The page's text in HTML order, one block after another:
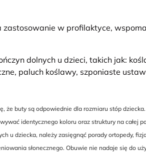
w profilaktyce,
dolnych u dzieci, takich jak:
paluch koślawy, szponiaste
buty są odpowiednie dla rozmiaru stóp
identycznego koloru oraz struktury na całej
u dziecka, należy zasięgnąć porady ortopedy,
słonecznego. Obuwie nie nadaje się do